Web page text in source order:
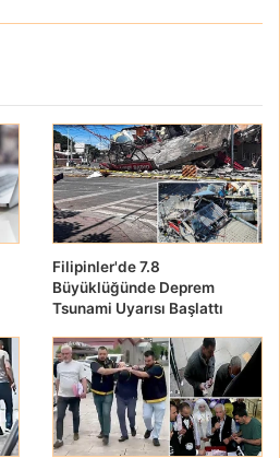
Filipinler'de 7.8
Büyüklüğünde Deprem
Tsunami Uyarısı Başlattı